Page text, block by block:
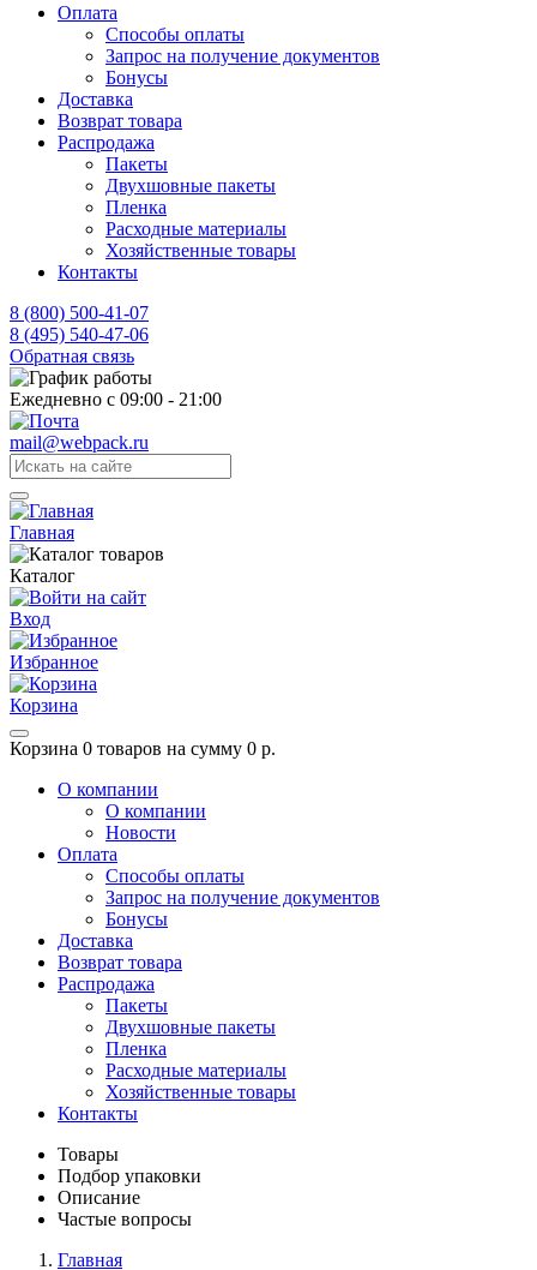
Оплата
Способы оплаты
Запрос на получение документов
Бонусы
Доставка
Возврат товара
Распродажа
Пакеты
Двухшовные пакеты
Пленка
Расходные материалы
Хозяйственные товары
Контакты
8 (800) 500-41-07
8 (495) 540-47-06
Обратная связь
Ежедневно с 09:00 - 21:00
mail@webpack.ru
Главная
Каталог
Вход
Избранное
Корзина
Корзина 0 товаров на сумму 0 р.
О компании
О компании
Новости
Оплата
Способы оплаты
Запрос на получение документов
Бонусы
Доставка
Возврат товара
Распродажа
Пакеты
Двухшовные пакеты
Пленка
Расходные материалы
Хозяйственные товары
Контакты
Товары
Подбор упаковки
Описание
Частые вопросы
Главная